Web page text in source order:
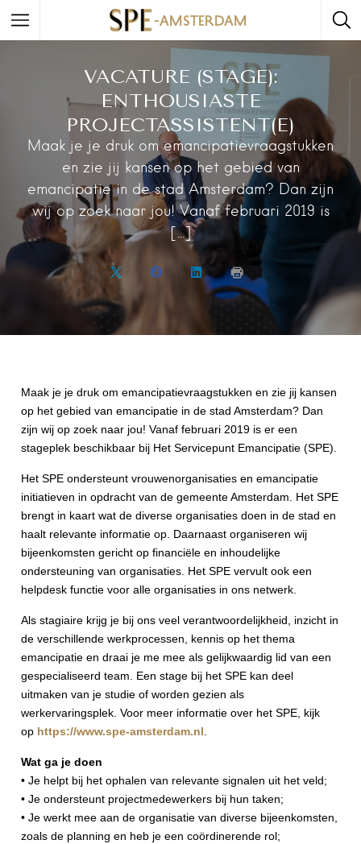
VACATURE (STAGE):
ENTHOUSIASTE
PROJECTASSISTENT(E)
Maak je je druk om emancipatievraagstukken
en zie jij kansen op het gebied van
emancipatie in de stad Amsterdam? Dan zijn
wij op zoek naar jou! Vanaf februari 2019 is
[…]
Maak je je druk om emancipatievraagstukken en zie jij kansen
op het gebied van emancipatie in de stad Amsterdam? Dan
zijn wij op zoek naar jou! Vanaf februari 2019 is er een
stageplek beschikbaar bij Het Servicepunt Emancipatie (SPE).
Het SPE ondersteunt vrouwenorganisaties en emancipatie
initiatieven in opdracht van de gemeente Amsterdam. Het SPE
brengt in kaart wat de diverse organisaties doen in de stad en
haalt relevante informatie op. Daarnaast organiseren wij
bijeenkomsten gericht op financiële en inhoudelijke
ondersteuning van organisaties. Het SPE vervult ook een
helpdesk functie voor alle organisaties in ons netwerk.
Als stagiaire krijg je bij ons veel verantwoordelijkheid, inzicht in
de verschillende werkprocessen, kennis op het thema
emancipatie en draai je me mee als gelijkwaardig lid van een
gespecialiseerd team. Een stage bij het SPE kan deel
uitmaken van je studie of worden gezien als
werkervaringsplek. Voor meer informatie over het SPE, kijk
op https://www.spe-amsterdam.nl
Wat ga je doen
• Je helpt bij het ophalen van relevante signalen uit het veld;
• Je ondersteunt projectmedewerkers bij hun taken;
• Je werkt mee aan de organisatie van diverse bijeenkomsten,
zoals de planning en heb je een coördinerende rol;